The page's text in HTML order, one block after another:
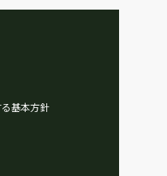
基本方針